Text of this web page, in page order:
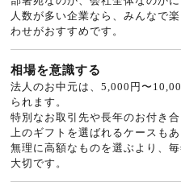
人数が多い企業なら、みんなで
わせがおすすめです。
相場を意識する
法人のお中元は、5,000円〜
られます。
特別なお取引先や長年のお付き
上のギフトを選ばれるケースもあ
無理に高額なものを選ぶより、
大切です。